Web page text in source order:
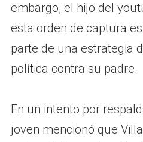
embargo, el hijo del
esta orden de captura
parte de una estrategia
política contra su padre.
En un intento por
joven mencionó que